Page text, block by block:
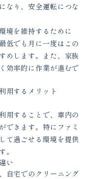
なり、安全運転につな
境を維持するために
低でも月に一度はこの
めします。また、家族
効率的に作業が進むで
用するメリット
用することで、車内の
できます。特にファミ
て過ごせる環境を提供
。
い
自宅でのクリーニング